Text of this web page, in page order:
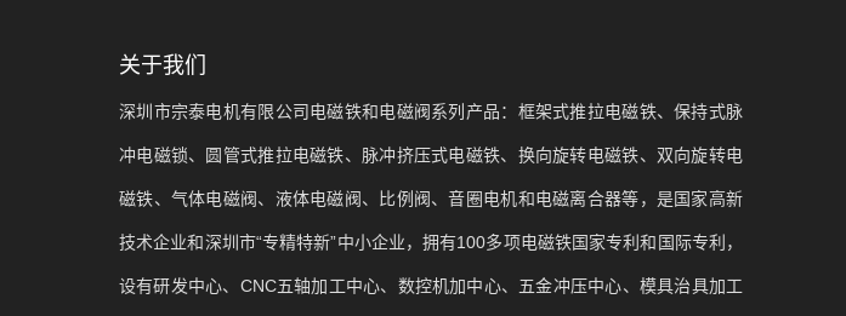
关于我们
深圳市宗泰电机有限公司电磁铁和电磁阀系列产品：框架式推拉电磁铁、保持式脉
冲电磁锁、圆管式推拉电磁铁、脉冲挤压式电磁铁、换向旋转电磁铁、双向旋转电
磁铁、气体电磁阀、液体电磁阀、比例阀、音圈电机和电磁离合器等，是国家高新
技术企业和深圳市“专精特新”中小企业，拥有100多项电磁铁国家专利和国际专利，
设有研发中心、CNC五轴加工中心、数控机加中心、五金冲压中心、模具治具加工